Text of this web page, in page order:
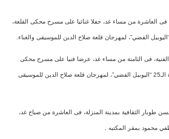
فى العاشرة من مساء غد، حفلا غنائيا على مسرح محكى القلعة،
فى الثامنة من مساء غد، عرضا فنيا على مسرح محكى
القلعة، وذلك فى إطار فعاليات الدورة الـ25 “اليوبيل الفضي”، لمهرجان قلعة صلاح الدين للموسيقى
طوبار الثقافية بمدينة المنزلة، فى العاشرة من صباح غد،
محمود بمقر المكتبه .